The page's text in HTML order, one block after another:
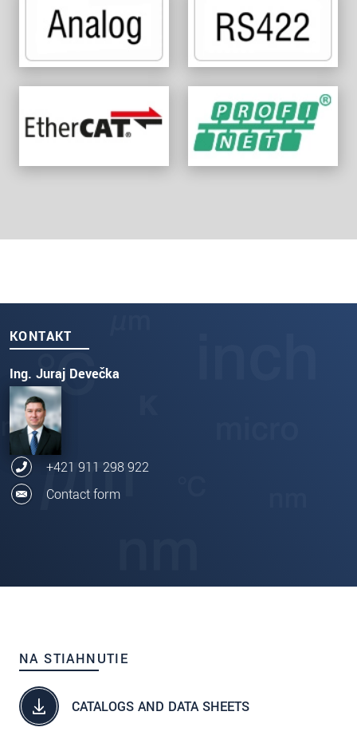
KONTAKT
Ing. Juraj Devečka
+421 911 298 922
Contact form
NA STIAHNUTIE
CATALOGS AND DATA SHEETS